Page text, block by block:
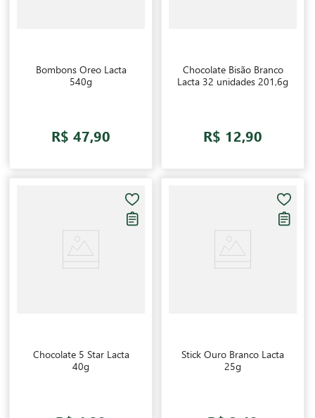
Bombons Oreo Lacta
540g
R$ 47,90
Chocolate Bisão Branco
Lacta 32 unidades 201,6g
R$ 12,90
Chocolate 5 Star Lacta
40g
Stick Ouro Branco Lacta
25g